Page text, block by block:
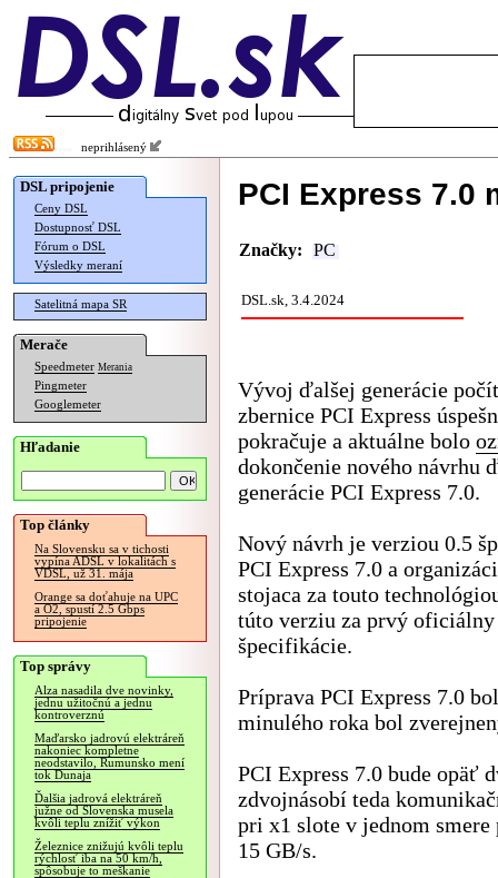
neprihlásený
DSL pripojenie
Ceny DSL
Dostupnosť DSL
Fórum o DSL
Výsledky meraní
Satelitná mapa SR
Merače
Speedmeter Merania
Pingmeter
Googlemeter
Hľadanie
Top články
Na Slovensku sa v tichosti
vypína ADSL v lokalitách s
VDSL, už 31. mája
Orange sa doťahuje na UPC
a O2, spustí 2.5 Gbps
pripojenie
Top správy
Alza nasadila dve novinky,
jednu užitočnú a jednu
kontroverznú
Maďarsko jadrovú elektráreň
nakoniec kompletne
neodstavilo, Rumunsko mení
tok Dunaja
Ďalšia jadrová elektráreň
južne od Slovenska musela
kvôli teplu znížiť výkon
Železnice znižujú kvôli teplu
rýchlosť iba na 50 km/h,
spôsobuje to meškanie
PCI Express 7.0
Značky: PC
DSL.sk, 3.4.2024
Vývoj ďalšej generácie
zbernice PCI Express
pokračuje a aktuálne bolo
dokončenie nového návrhu
generácie PCI Express 7.0.
Nový návrh je verziou 0.5
PCI Express 7.0 a
stojaca za touto
túto verziu za prvý oficiálny
špecifikácie.
Príprava PCI Express 7.0
minulého roka bol
PCI Express 7.0 bude opäť
zdvojnásobí teda
pri x1 slote v jednom
15 GB/s.